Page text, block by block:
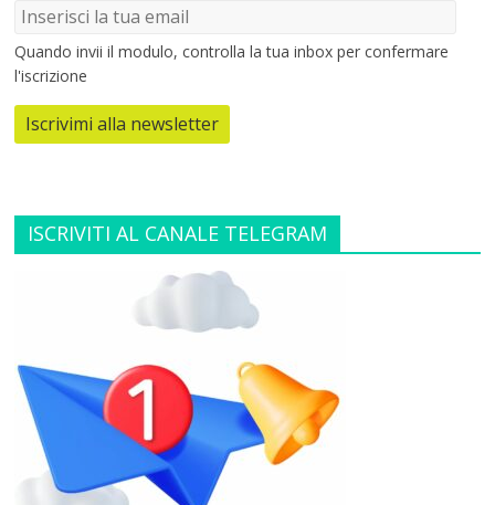
Quando invii il modulo, controlla la tua inbox per confermare
l'iscrizione
Iscrivimi alla newsletter
ISCRIVITI AL CANALE TELEGRAM